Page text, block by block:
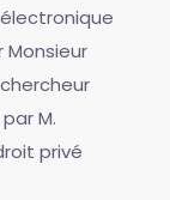
Monsieur
chercheur
M.
privé